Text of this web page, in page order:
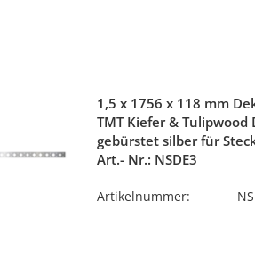
1,5 x 1756 x 118 mm
TMT Kiefer &
gebürstet silber für
Art.- Nr.: NSDE3
Artikelnummer: